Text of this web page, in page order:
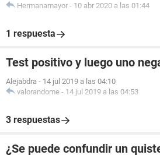
Hermanamayor - 10 abr 2020 a las 01:44
1 respuesta
Test positivo y luego uno
Alejabdra - 14 jul 2019 a las 04:10
valorandome - 14 jul 2019 a las 04:53
3 respuestas
¿Se puede confundir un